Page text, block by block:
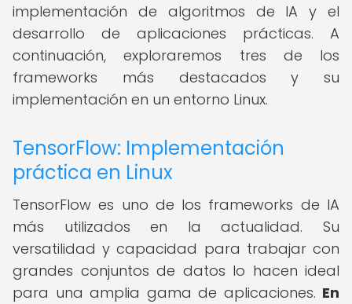
implementación de algoritmos de IA y el
desarrollo de aplicaciones prácticas. A
continuación, exploraremos tres de los
frameworks más destacados y su
implementación en un entorno Linux.
TensorFlow: Implementación
práctica en Linux
TensorFlow es uno de los frameworks de IA
más utilizados en la actualidad. Su
versatilidad y capacidad para trabajar con
grandes conjuntos de datos lo hacen ideal
para una amplia gama de aplicaciones. En